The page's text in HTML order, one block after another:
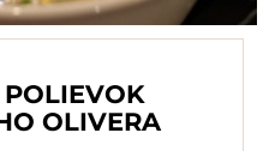
OLIVERA